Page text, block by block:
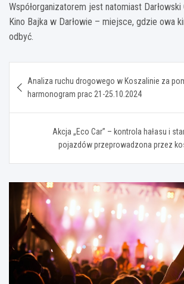
Współorganizatorem jest natomiast
Kino Bajka w Darłowie – miejsce, gdzie owa
odbyć.
wpisu
Analiza ruchu drogowego w Koszalinie za
harmonogram prac 21-25.10.2024
Akcja „Eco Car” – kontrola hałasu i
pojazdów przeprowadzona przez